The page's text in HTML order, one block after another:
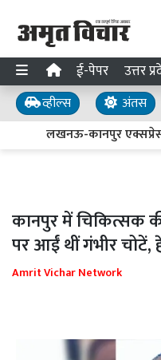
ई-पेपर उत्तर
व्हील्स अंतस
लखनऊ-कानपुर
कानपुर में चिकित्सक
पर आईं थीं गंभीर चोटें,
Amrit Vichar Network